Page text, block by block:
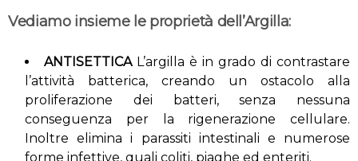
Vediamo insieme le proprietà dell’Argilla:
ANTISETTICAL’argilla è in grado di contrastare
l’attività batterica, creando un ostacolo alla
proliferazione dei batteri, senza nessuna
conseguenza per la rigenerazione cellulare.
Inoltre elimina i parassiti intestinali e numerose
forme infettive, quali coliti, piaghe ed enteriti.